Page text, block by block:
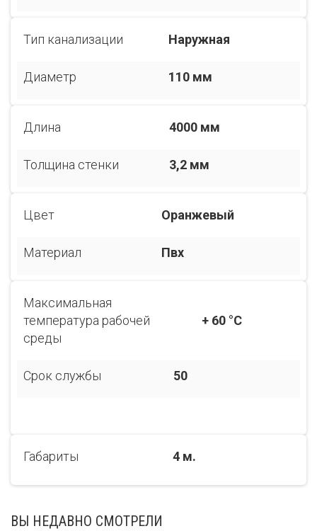
Тип канализации Наружная
Диаметр 110 мм
Длина 4000 мм
Толщина стенки 3,2 мм
Цвет Оранжевый
Материал Пвх
Максимальная
температура рабочей
среды
+ 60 °C
Срок службы 50
Габариты 4 м.
ВЫ НЕДАВНО СМОТРЕЛИ